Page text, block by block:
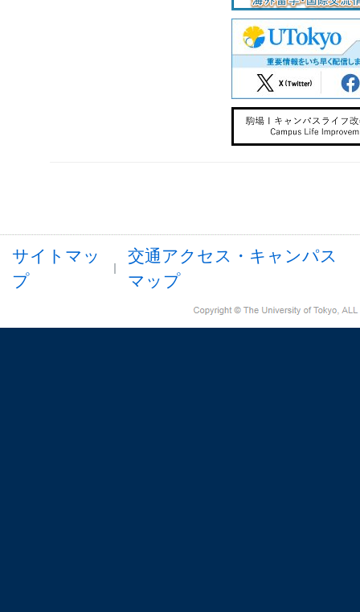
サイトマッ
プ
交通アクセス・キャンパス
マップ